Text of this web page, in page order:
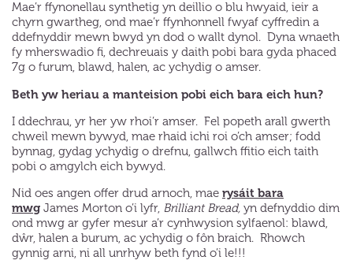
Mae’r ffynonellau synthetig yn deillio o blu hwyaid, ieir a
chyrn gwartheg, ond mae’r ffynhonnell fwyaf cyffredin a
ddefnyddir mewn bwyd yn dod o wallt dynol. Dyna wnaeth
fy mherswadio fi, dechreuais y daith pobi bara gyda phaced
7g o furum, blawd, halen, ac ychydig o amser.
Beth yw heriau a manteision pobi eich bara eich hun?
I ddechrau, yr her yw rhoi’r amser. Fel popeth arall gwerth
chweil mewn bywyd, mae rhaid ichi roi o’ch amser; fodd
bynnag, gydag ychydig o drefnu, gallwch ffitio eich taith
pobi o amgylch eich bywyd.
Nid oes angen offer drud arnoch, mae rysáit bara
mwg James Morton o’i lyfr, Brilliant Bread, yn defnyddio dim
ond mwg ar gyfer mesur a’r cynhwysion sylfaenol: blawd,
dŵr, halen a burum, ac ychydig o fôn braich. Rhowch
gynnig arni, ni all unrhyw beth fynd o’i le!!!